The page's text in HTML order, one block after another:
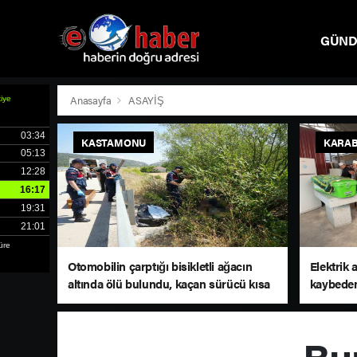
Anasayfa ASAYİŞ
KASTAMONU
Otomobilin çarptığı bisikletli ağacın
altında ölü bulundu, kaçan sürücü kısa
sürede yakalandı
Elektrik